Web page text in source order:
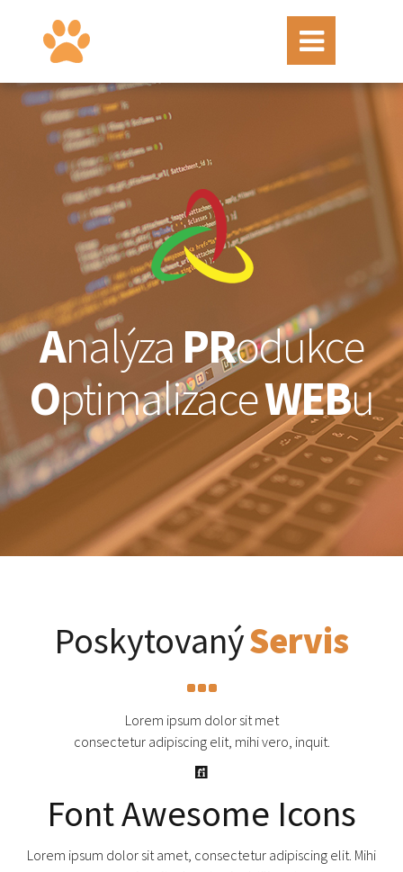
Analýza PRodukce
OptimalizaceWEBu
PoskytovanýServis
Lorem ipsum dolor sit met
consectetur adipiscing elit, mihi vero, inquit.
Font Awesome Icons
Lorem ipsum dolor sit amet, consectetur adipiscing elit. Mihi